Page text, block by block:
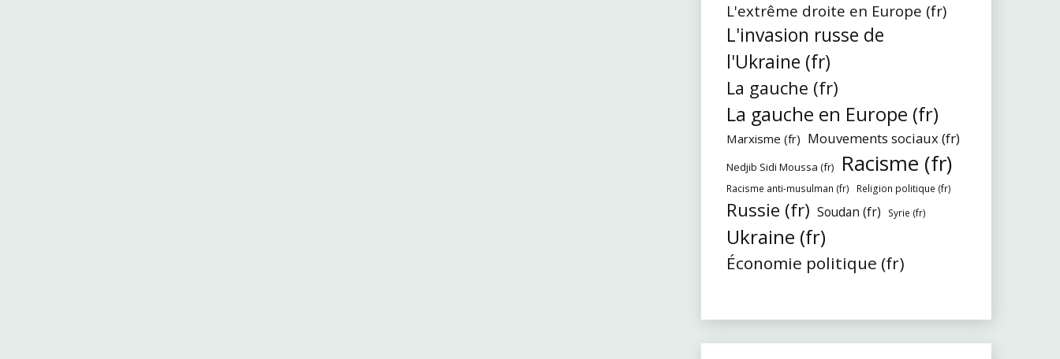
L'extrême droite en Europe (fr)
L'invasion russe de
l'Ukraine (fr)
La gauche (fr)
La gauche en Europe (fr)
Marxisme (fr) Mouvements sociaux (fr)
Nedjib Sidi Moussa (fr) Racisme (fr)
Racisme anti-musulman (fr) Religion politique (fr)
Russie (fr) Soudan (fr) Syrie (fr)
Ukraine (fr)
Économie politique (fr)